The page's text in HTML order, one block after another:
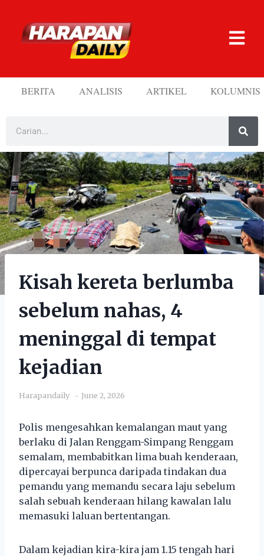
BERITA ANALISIS ARTIKEL KOLUMNIS
Kisah kereta berlumba
sebelum nahas, 4
meninggal di tempat
kejadian
Harapandaily June 2, 2026
Polis mengesahkan kemalangan maut yang
berlaku di Jalan Renggam-Simpang Renggam
semalam, membabitkan lima buah kenderaan,
dipercayai berpunca daripada tindakan dua
pemandu yang memandu secara laju sebelum
salah sebuah kenderaan hilang kawalan lalu
memasuki laluan bertentangan.
Dalam kejadian kira-kira jam 1.15 tengah hari